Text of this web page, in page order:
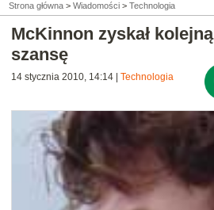
Strona główna > Wiadomości > Technologia
McKinnon zyskał kolejną
szansę
14 stycznia 2010, 14:14 Technologia